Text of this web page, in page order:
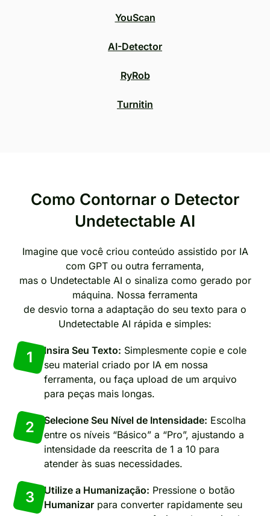
YouScan
AI-Detector
RyRob
Turnitin
Como Contornar o Detector
Undetectable AI
Imagine que você criou conteúdo assistido por IA
com GPT ou outra ferramenta,
mas o Undetectable AI o sinaliza como gerado por
máquina. Nossa ferramenta
de desvio torna a adaptação do seu texto para o
Undetectable AI rápida e simples:
1 Insira Seu Texto: Simplesmente copie e cole
seu material criado por IA em nossa
ferramenta, ou faça upload de um arquivo
para peças mais longas.
2 Selecione Seu Nível de Intensidade: Escolha
entre os níveis “Básico” a “Pro”, ajustando a
intensidade da reescrita de 1 a 10 para
atender às suas necessidades.
3 Utilize a Humanização: Pressione o botão
Humanizar para converter rapidamente seu